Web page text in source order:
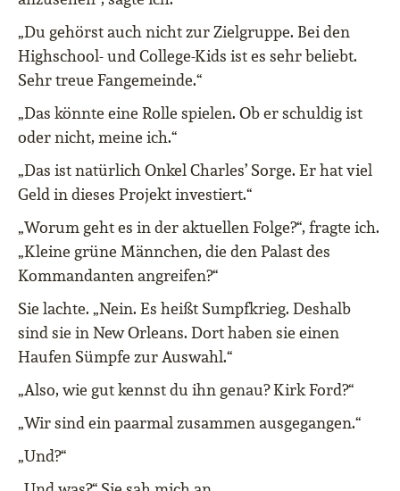
„Du gehörst auch nicht zur Zielgruppe. Bei den
Highschool- und College-Kids ist es sehr beliebt.
Sehr treue Fangemeinde.“
„Das könnte eine Rolle spielen. Ob er schuldig ist
oder nicht, meine ich.“
„Das ist natürlich Onkel Charles’ Sorge. Er hat viel
Geld in dieses Projekt investiert.“
„Worum geht es in der aktuellen Folge?“, fragte ich.
„Kleine grüne Männchen, die den Palast des
Kommandanten angreifen?“
Sie lachte. „Nein. Es heißt Sumpfkrieg. Deshalb
sind sie in New Orleans. Dort haben sie einen
Haufen Sümpfe zur Auswahl.“
„Also, wie gut kennst du ihn genau? Kirk Ford?“
„Wir sind ein paarmal zusammen ausgegangen.“
„Und?“